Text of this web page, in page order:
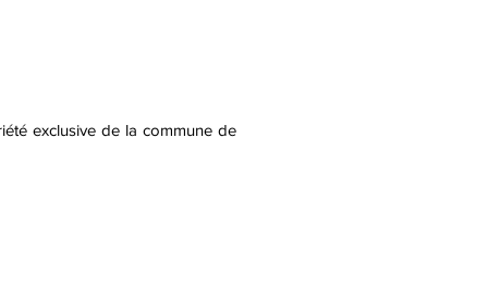
exclusive de la commune de